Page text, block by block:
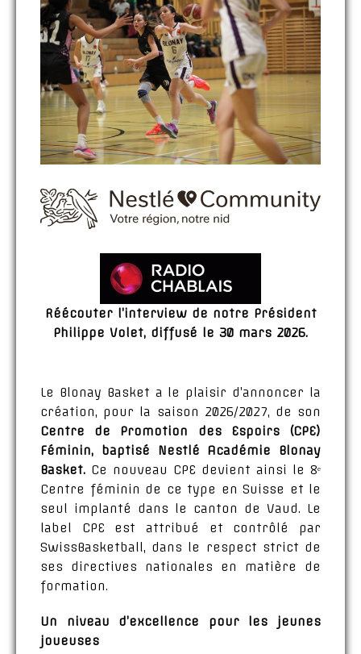
Réécouter l’interview de notre Président
Philippe Volet, diffusé le 30 mars 2026.
Le Blonay Basket a le plaisir d’annoncer la
création, pour la saison 2026/2027, de son
Centre de Promotion des Espoirs (CPE)
Féminin, baptisé Nestlé Académie Blonay
Basket. Ce nouveau CPE devient ainsi le 8ᵉ
Centre féminin de ce type en Suisse et le
seul implanté dans le canton de Vaud. Le
label CPE est attribué et contrôlé par
SwissBasketball, dans le respect strict de
ses directives nationales en matière de
formation.
Un niveau d’excellence pour les jeunes
joueuses